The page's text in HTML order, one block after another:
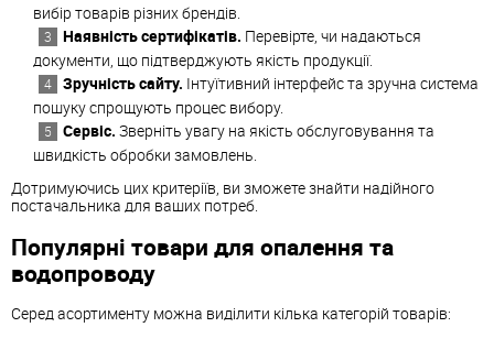
вибір товарів різних брендів.
Наявність сертифікатів. Перевірте, чи надаються
документи, що підтверджують якість продукції.
Зручність сайту. Інтуїтивний інтерфейс та зручна система
пошуку спрощують процес вибору.
Сервіс. Зверніть увагу на якість обслуговування та
швидкість обробки замовлень.
Дотримуючись цих критеріїв, ви зможете знайти надійного
постачальника для ваших потреб.
Популярні товари для опалення та
водопроводу
Серед асортименту можна виділити кілька категорій товарів: